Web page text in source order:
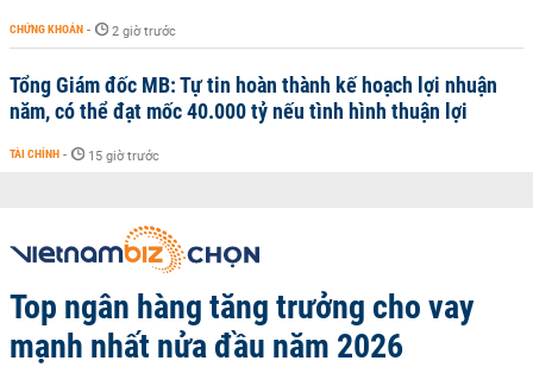
CHỨNG KHOÁN - 2 giờ trước
Tổng Giám đốc MB: Tự tin hoàn thành kế hoạch lợi nhuận
năm, có thể đạt mốc 40.000 tỷ nếu tình hình thuận lợi
TÀI CHÍNH - 15 giờ trước
Top ngân hàng tăng trưởng cho vay
mạnh nhất nửa đầu năm 2026